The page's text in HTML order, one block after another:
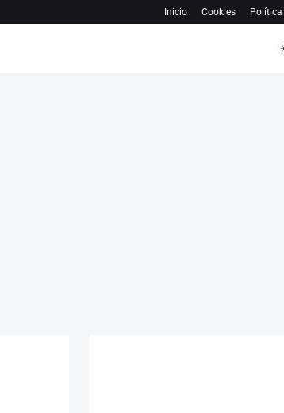
Inicio Cookies